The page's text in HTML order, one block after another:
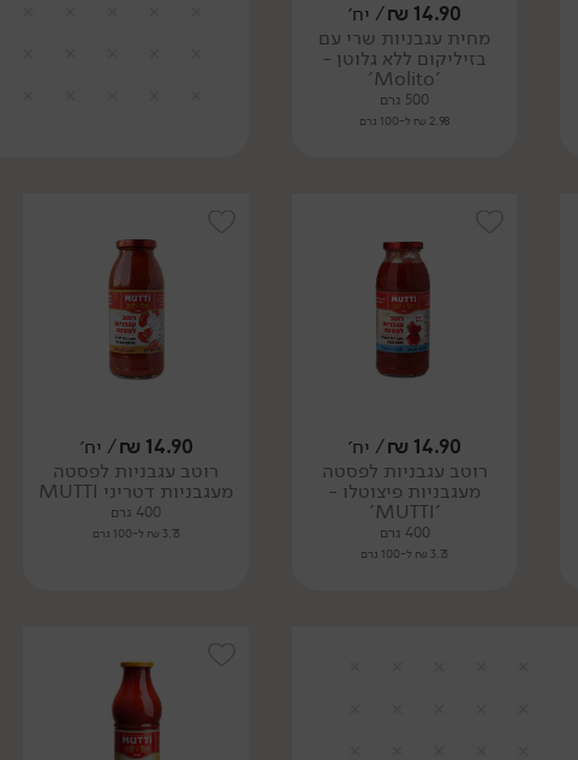
14.90
₪/ יח׳
מחית עגבניות שרי עם
בזיליקום ללא גלוטן -
'Molito'
500 גרם
2.98 ₪ ל-100 גרם
14.90
₪/ יח׳
רוטב עגבניות לפסטה
מעגבניות פיצוטלו -
'MUTTI'
400 גרם
3.73 ₪ ל-100 גרם
14.90
₪/ יח׳
רוטב עגבניות לפסטה
מעגבניות דטריני MUTTI
400 גרם
3.73 ₪ ל-100 גרם